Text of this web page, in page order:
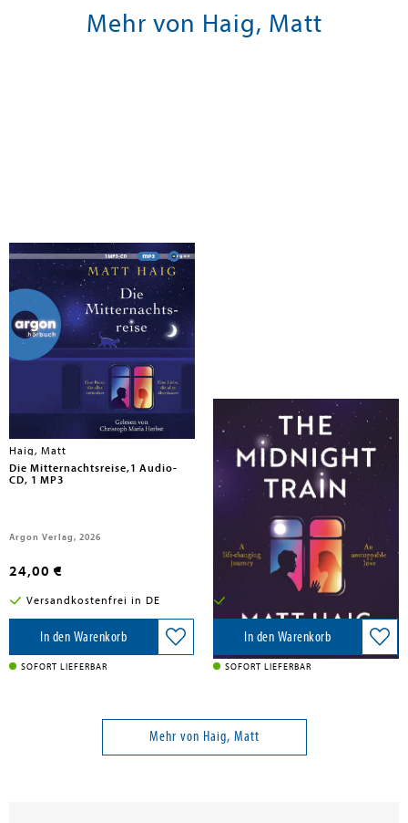
Mehr von Haig, Matt
Haig, Matt
Die Mitternachtsreise,1 Audio-
CD, 1 MP3
Argon Verlag, 2026
24,00 €
Versandkostenfrei in DE
In den Warenkorb
SOFORT LIEFERBAR
Haig, Matt
The Midnight Train
Canongate Books Ltd., 2026
21,50 €
In den Warenkorb
SOFORT LIEFERBAR
Mehr von Haig, Matt